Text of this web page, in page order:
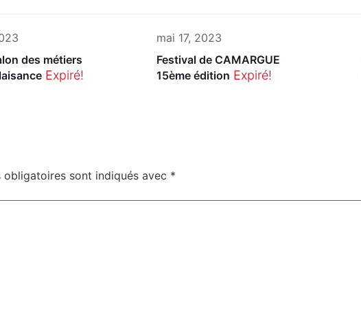
des métiers
Expiré!
mai 17, 2023
Festival de CAMARGUE
15ème édition Expiré!
obligatoires sont indiqués avec *